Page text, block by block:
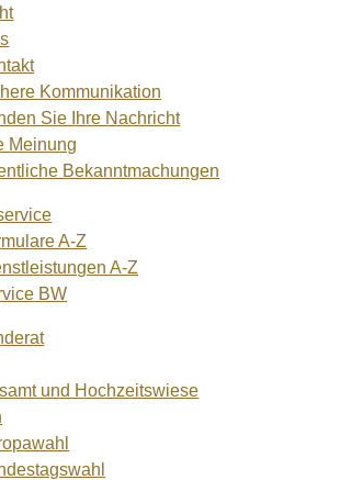
Kommunikation
Sie Ihre Nachricht
Meinung
Bekanntmachungen
A-Z
A-Z
BW
und Hochzeitswiese